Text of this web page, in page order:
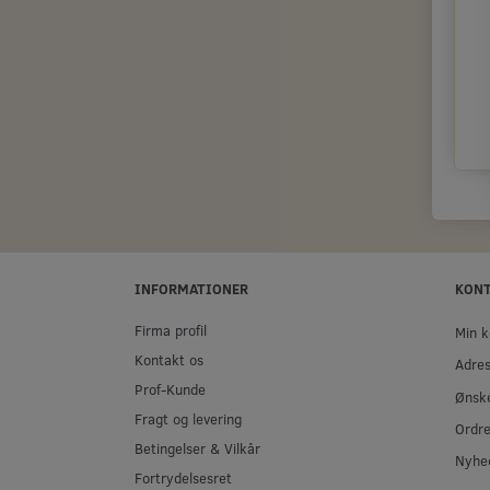
INFORMATIONER
Firma profil
Kontakt os
Prof-Kunde
Fragt og levering
Betingelser & Vilkår
Fortrydelsesret
Min